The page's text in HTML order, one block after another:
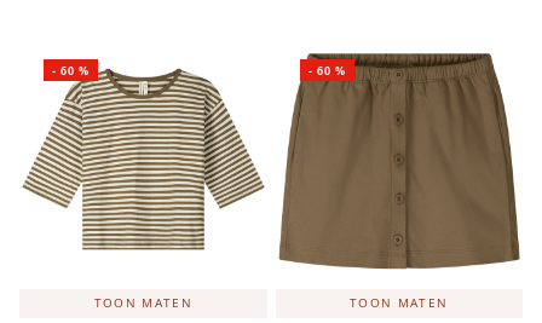
TOON MATEN
-60 %
TOON MATEN
- 60 %